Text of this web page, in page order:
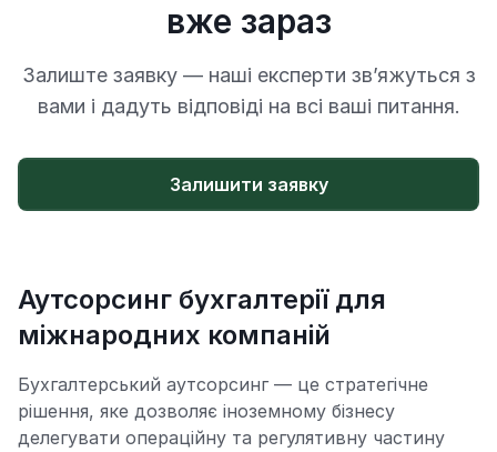
вже зараз
Залиште заявку — наші експерти звʼяжуться з
вами і дадуть відповіді на всі ваші питання.
Залишити заявку
Аутсорсинг бухгалтерії для
міжнародних компаній
Бухгалтерський аутсорсинг — це стратегічне
рішення, яке дозволяє іноземному бізнесу
делегувати операційну та регулятивну частину